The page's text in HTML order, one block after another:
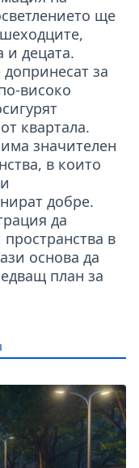
ще
и децата.
за
високо
квартала.
значителен
в които
добре.
да
в
основа да
план за